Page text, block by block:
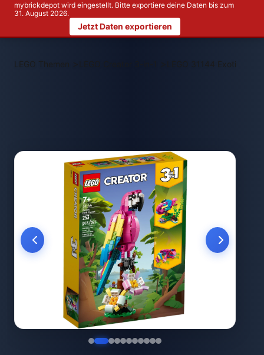
mybrickdepot wird eingestellt. Bitte exportiere deine Daten bis zum
31. August 2026.
Jetzt Daten exportieren
LEGO Themen > LEGO 31144